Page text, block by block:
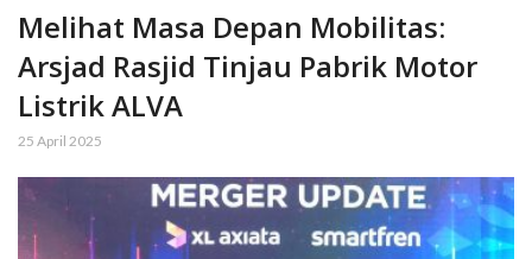
Melihat Masa Depan Mobilitas:
Arsjad Rasjid Tinjau Pabrik Motor
Listrik ALVA
25 April 2025